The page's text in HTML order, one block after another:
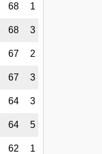
68 1
68 3
67 2
67 3
64 3
64 5
62 1